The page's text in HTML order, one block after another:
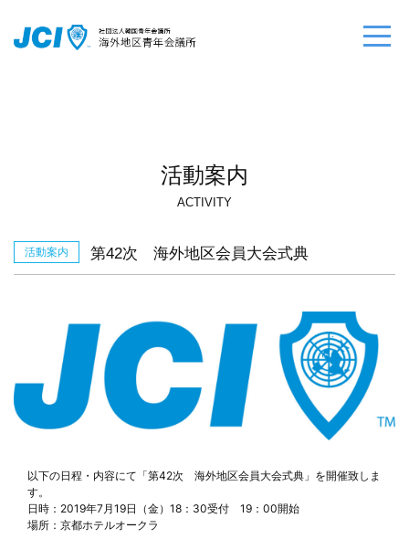
活動案内
ACTIVITY
活動案内 第42次 海外地区会員大会式典
以下の日程・内容にて「第42次 海外地区会員大会式典」を開催致しま
す。
日時：2019年7月19日（金）18：30受付 19：00開始
場所：京都ホテルオークラ